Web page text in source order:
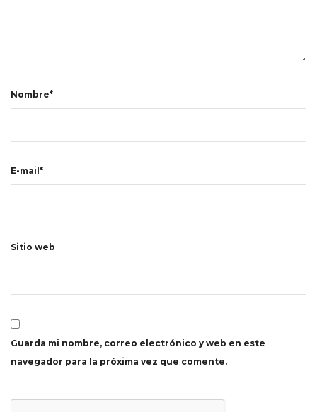
Nombre*
E-mail*
Sitio web
Guarda mi nombre, correo electrónico y web en este
navegador para la próxima vez que comente.